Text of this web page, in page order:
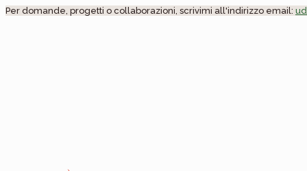
Skip
Per domande, progetti o collaborazioni, scrivimi all'indirizzo email: